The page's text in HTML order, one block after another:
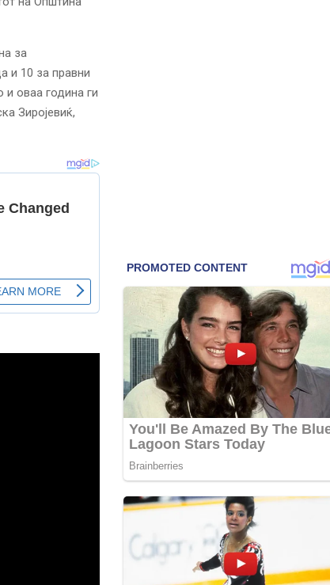
за
и 10 за правни
и оваа година ги
Зиројевиќ,